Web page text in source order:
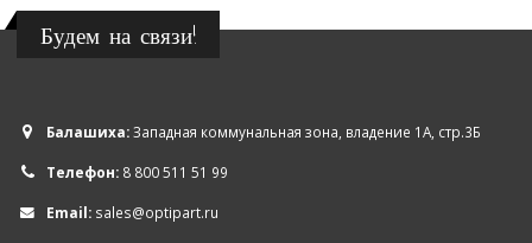
Будем на связи!
Балашиха:Западная коммунальная зона, владение 1А, стр.3Б
Телефон: 8 800 511 51 99
Email: sales@optipart.ru